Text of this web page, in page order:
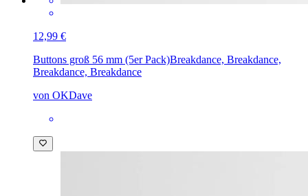
12,99 €
Buttons groß 56 mm (5er Pack)Breakdance, Breakdance,
Breakdance, Breakdance
von OKDave